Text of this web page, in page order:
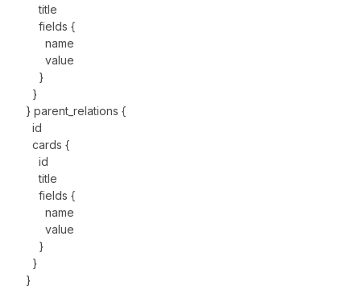
title
fields {
name
value
}
}
} parent_relations {
id
cards {
id
title
fields {
name
value
}
}
}